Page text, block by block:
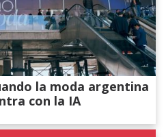
la moda argentina
con la IA